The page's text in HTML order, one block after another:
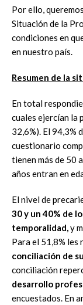
Por ello,
Situación de la
condiciones en
en nuestro país.
Resumen de la
En total
cuales ejercían la
32,6%). El 94,3%
cuestionario
tienen más de 50
años entran en
El nivel de
30 y un 40% de
temporalidad,y
Para el 51,8%
conciliación de
conciliación
desarrollo
encuestados. En